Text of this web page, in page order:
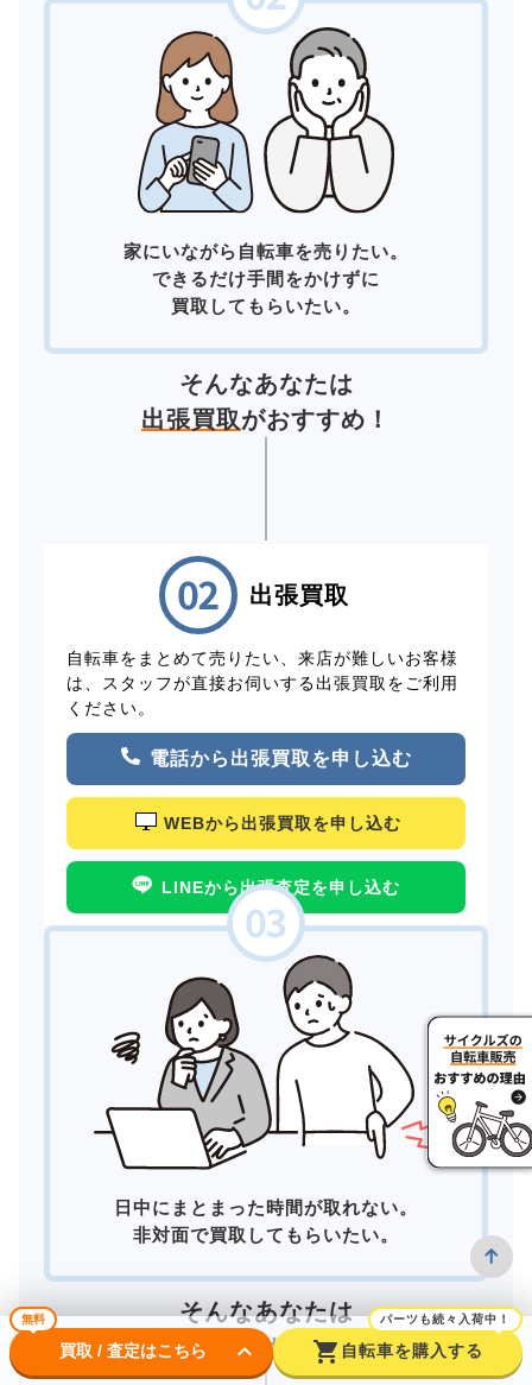
家にいながら自転車を売りたい。
できるだけ手間をかけずに
買取してもらいたい。
そんなあなたは
出張買取がおすすめ！
出張買取
自転車をまとめて売りたい、来店が難しいお客様
は、スタッフが直接お伺いする出張買取をご利用
ください。
電話から出張買取を申し込む
WEBから出張買取を申し込む
LINEから出張査定を申し込む
日中にまとまった時間が取れない。
非対面で買取してもらいたい。
そんなあなたは
宅配買取がおすすめ！
無料
買取 / 査定はこちら keyboard_arrow_down shopping_cart
パーツも続々入荷中！
自転車を購入する